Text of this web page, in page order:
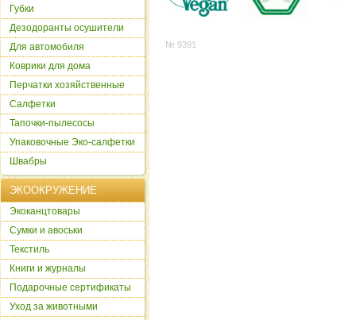
№ 9391
Губки
Дезодоранты осушители
Для автомобиля
Коврики для дома
Перчатки хозяйственные
Салфетки
Тапочки-пылесосы
Упаковочные Эко-салфетки
Швабры
ЭКООКРУЖЕНИЕ
Экоканцтовары
Сумки и авоськи
Текстиль
Книги и журналы
Подарочные сертификаты
Уход за животными